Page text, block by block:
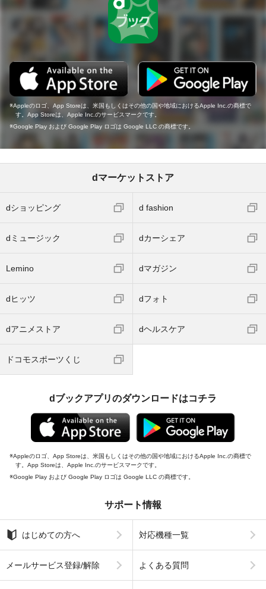
Appleのロゴ、App Storeは、米国もしくはその他の国や地域におけるApple Inc.の商標で
す。App Storeは、Apple Inc.のサービスマークです。
Google Play および Google Play ロゴは Google LLC の商標です。
dマーケットストア
dショッピング d fashion
dミュージック dカーシェア
Lemino dマガジン
dヒッツ dフォト
dアニメストア dヘルスケア
ドコモスポーツくじ
dブックアプリのダウンロードはコチラ
Appleのロゴ、App Storeは、米国もしくはその他の国や地域におけるApple Inc.の商標で
す。App Storeは、Apple Inc.のサービスマークです。
Google Play および Google Play ロゴは Google LLC の商標です。
サポート情報
はじめての方へ 対応機種一覧
メールサービス登録/解除 よくある質問